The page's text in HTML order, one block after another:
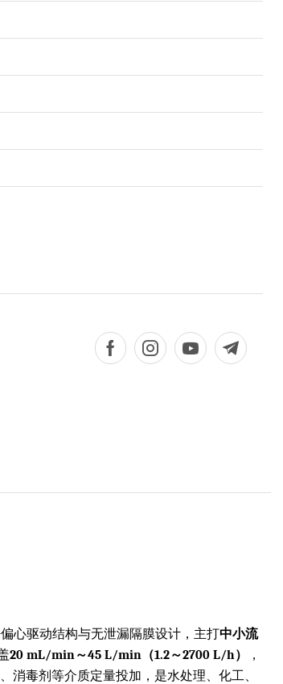
偏心驱动结构与无泄漏隔膜设计，主打中小流
20 mL/min～45 L/min（1.2～2700 L/h）
，
毒剂等介质定量投加，是水处理、化工、